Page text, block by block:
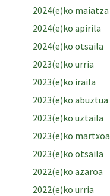
2024(e)ko maiatza
2024(e)ko apirila
2024(e)ko otsaila
2023(e)ko urria
2023(e)ko iraila
2023(e)ko abuztua
2023(e)ko uztaila
2023(e)ko martxoa
2023(e)ko otsaila
2022(e)ko azaroa
2022(e)ko urria